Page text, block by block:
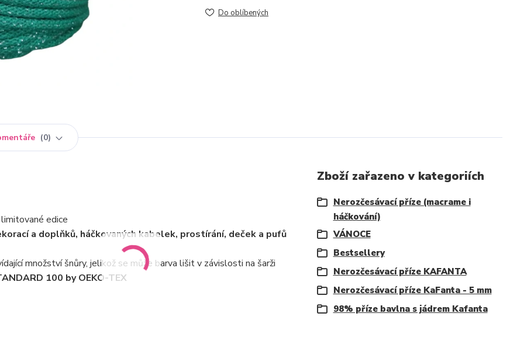
Do oblíbených
0
edice
a doplňků, háčkovaných kabelek, prostírání, deček a pufů
množství šnůry, jelikož se může barva lišit v závislosti na šarži
100 by OEKO-TEX
Zboží zařazeno v kategoriích
Nerozčesávací příze (macrame i
háčkování)
VÁNOCE
Bestsellery
Nerozčesávací příze KAFANTA
Nerozčesávací příze KaFanta - 5 mm
98% příze bavlna s jádrem Kafanta